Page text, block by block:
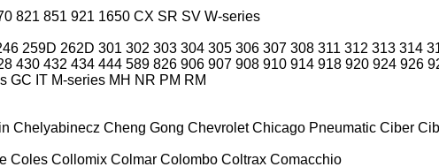
821 851 921 1650 CX SR SV W-series
259D 262D 301 302 303 304 305 306 307 308 311 312 313 314
430 432 434 444 589 826 906 907 908 910 914 918 920 924 926
GC IT M-series MH NR PM RM
Chelyabinecz Cheng Gong Chevrolet Chicago Pneumatic Ciber
Coles Collomix Colmar Colombo Coltrax Comacchio